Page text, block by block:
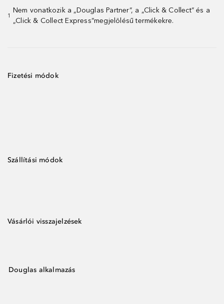
1
Nem vonatkozik a „Douglas Partner”, a „Click & Collect” és a
„Click & Collect Express”megjelölésű termékekre.
Fizetési módok
Szállítási módok
Vásárlói visszajelzések
Douglas alkalmazás